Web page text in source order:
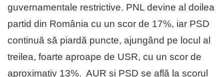
guvernamentale restrictive. PNL devine al doilea
partid din România cu un scor de 17%, iar PSD
continuă să piardă puncte, ajungând pe locul al
treilea, foarte aproape de USR, cu un scor de
aproximativ 13%. AUR și PSD se află la scorul